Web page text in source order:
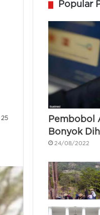
25
Popular
Pembobol
Bonyok
24/08/2022